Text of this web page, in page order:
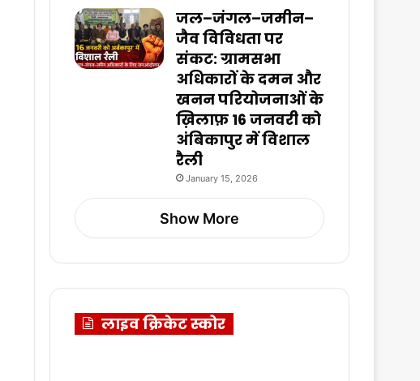
जल–जंगल–जमीन–
जैव विविधता पर
संकट: ग्रामसभा
अधिकारों के दमन और
खनन परियोजनाओं के
ख़िलाफ़ 16 जनवरी को
अंबिकापुर में विशाल
रैली
January 15, 2026
Show More
लाइव क्रिकेट स्कोर